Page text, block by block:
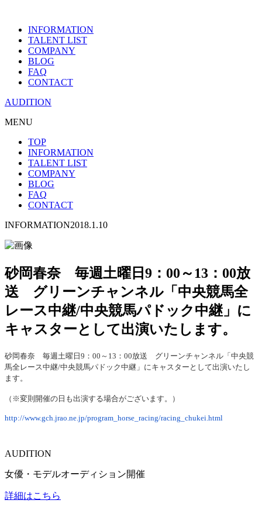
INFORMATION
TALENT LIST
COMPANY
BLOG
FAQ
CONTACT
AUDITION
MENU
TOP
INFORMATION
TALENT LIST
COMPANY
BLOG
FAQ
CONTACT
INFORMATION2018.1.10
砂岡春奈 毎週土曜日9：00～13：00放
送 グリーンチャンネル「中央競馬全
レース中継/中央競馬パドック中継」に
キャスターとして出演いたします。
砂岡春奈 毎週土曜日9：00～13：00放送 グリーンチャンネル「中央競
馬全レース中継/中央競馬パドック中継」にキャスターとして出演いたし
ます。
（※変則開催の日も出演する場合がございます。）
http://www.gch.jrao.ne.jp/program_horse_racing/racing_chukei.html
AUDITION
女優・モデルオーディション開催
詳細はこちら